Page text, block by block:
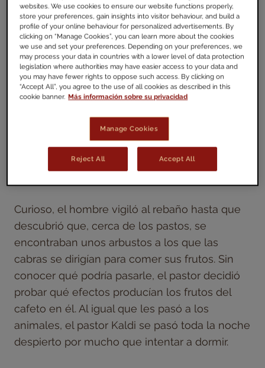
generación tras generación.
¿Su región de origen? África. Concretamente
en las tierras altas de Etiopía, donde cuenta la
leyenda que un integrante de la tribu Kaldi
vigilaba su rebaño de cabras mientras pastaba.
animales, en vez de dormir como de
costumbre, se mantuvieron despiertos y
activos hasta que se vislumbraron los primeros
Curioso, el hombre vigiló al rebaño hasta que
descubrió que, cerca de los pastos, se
encontraban unos arbustos a los que las
cabras se dirigían para comer sus frutos. Sin
conocer qué podría pasarle, el pastor decidió
probar qué efectos producían los frutos del
cafeto en él. Al igual que les pasó a los
animales, el pastor Kaldi se pasó toda la noche
despierto por mucho que intentar a dormir.
websites. We use cookies to ensure our website functions properly,
store your preferences, gain insights into visitor behaviour, and build a
profile of your online behaviour for personalized advertisements. By
clicking on “Manage Cookies”, you can learn more about the cookies
we use and set your preferences. Depending on your preferences, we
may process your data in countries with a lower level of data protection
legislation where authorities may have easier access to your data and
you may have fewer rights to oppose such access. By clicking on
“Accept All”, you agree to the use of all cookies as described in this
cookie banner. Más información sobre su privacidad
Manage Cookies
Reject All Accept All